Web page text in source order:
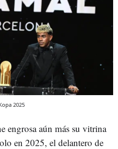
2025
engrosa aún más su vitrina
en 2025, el delantero de